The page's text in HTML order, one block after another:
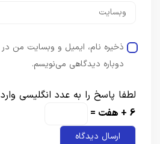
ذخیره نام، ایمیل و وبسایت من در
دوباره دیدگاهی می‌نویسم.
لطفا پاسخ را به عدد انگلیسی
6 + هفت =